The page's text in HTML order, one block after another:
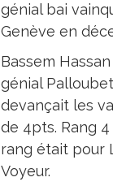
génial bai
Genève en
Bassem
génial
devançait les
de 4pts. Rang
rang était pour
Voyeur.